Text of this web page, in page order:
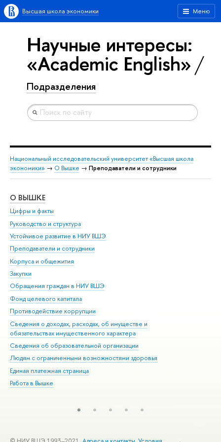
Меню
Высшая школа экономики
Научные интересы:
«Academic English»
Подразделения
Национальный исследовательский университет «Высшая школа
экономики» → О Вышке → Преподаватели и сотрудники
О ВЫШКЕ
Цифры и факты
Руководство и структура
Устойчивое развитие в НИУ ВШЭ
Преподаватели и сотрудники
Корпуса и общежития
Закупки
Обращения граждан в НИУ ВШЭ
Фонд целевого капитала
Противодействие коррупции
Сведения о доходах, расходах, об имуществе и
обязательствах имущественного характера
Сведения об образовательной организации
Людям с ограниченными возможностями здоровья
Единая платежная страница
Работа в Вышке